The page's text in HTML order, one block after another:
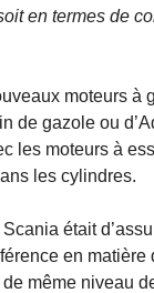
en termes de
moteurs
de gazole ou
les moteurs à
les cylindres.
était
en
même niveau